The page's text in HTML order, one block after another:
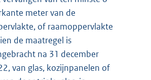
meter van de
of raamoppervlakte
de maatregel is
na 31 december
van glas, kozijnpanelen of